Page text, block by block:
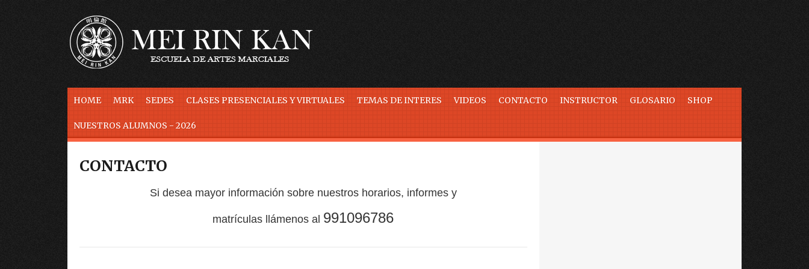
Skip to content
HOME MRK SEDES CLASES PRESENCIALES Y VIRTUALES TEMAS DE INTERES VIDEOS CONTACTO INSTRUCTOR GLOSARIO SHOP
NUESTROS ALUMNOS - 2026
CONTACTO
Si desea mayor información sobre nuestros horarios, informes y
matrículas llámenos al 991096786